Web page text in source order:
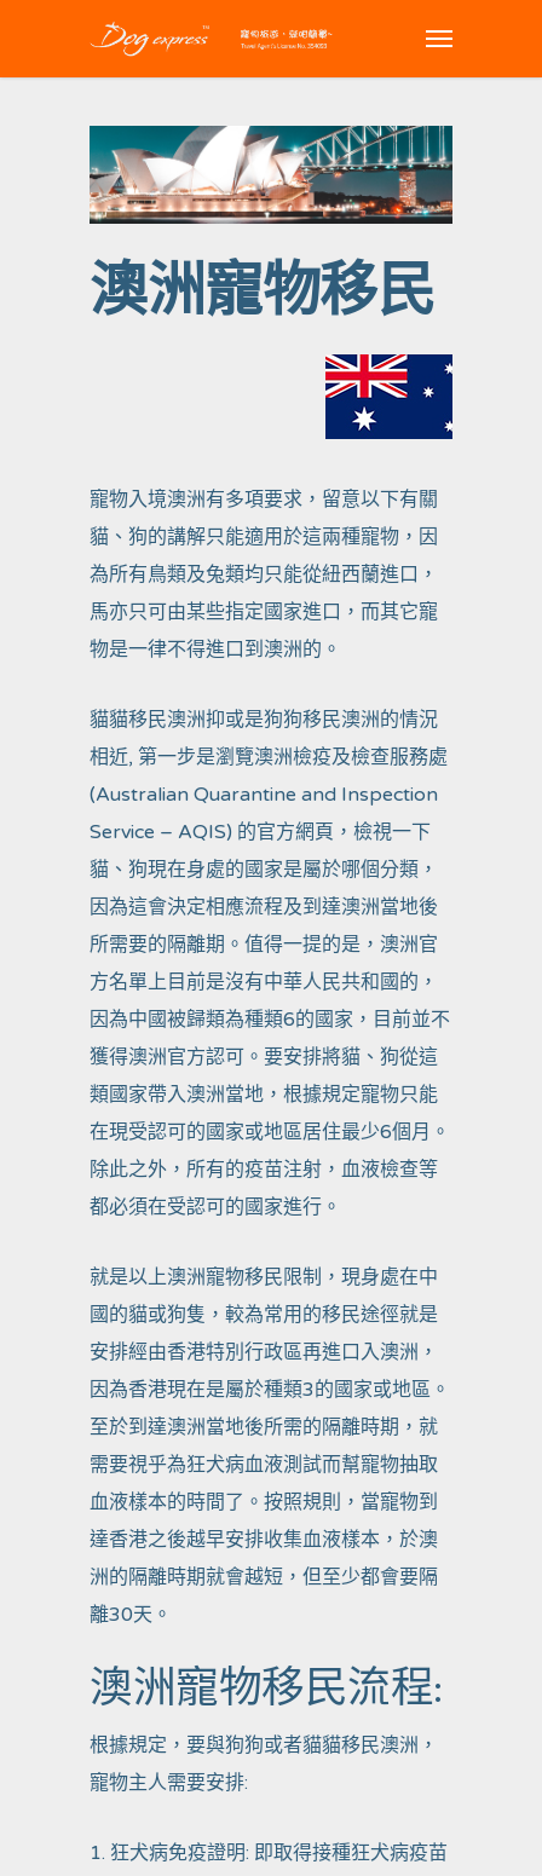
澳洲寵物移民
寵物入境澳洲有多項要求，留意以下有關
貓、狗的講解只能適用於這兩種寵物，因
為所有鳥類及兔類均只能從紐西蘭進口，
馬亦只可由某些指定國家進口，而其它寵
物是一律不得進口到澳洲的。
貓貓移民澳洲抑或是狗狗移民澳洲的情況
相近, 第一步是瀏覽澳洲檢疫及檢查服務處
(Australian Quarantine and Inspection
Service – AQIS) 的官方網頁，檢視一下
貓、狗現在身處的國家是屬於哪個分類，
因為這會決定相應流程及到達澳洲當地後
所需要的隔離期。值得一提的是，澳洲官
方名單上目前是沒有中華人民共和國的，
因為中國被歸類為種類6的國家，目前並不
獲得澳洲官方認可。要安排將貓、狗從這
類國家帶入澳洲當地，根據規定寵物只能
在現受認可的國家或地區居住最少6個月。
除此之外，所有的疫苗注射，血液檢查等
都必須在受認可的國家進行。
就是以上澳洲寵物移民限制，現身處在中
國的貓或狗隻，較為常用的移民途徑就是
安排經由香港特別行政區再進口入澳洲，
因為香港現在是屬於種類3的國家或地區。
至於到達澳洲當地後所需的隔離時期，就
需要視乎為狂犬病血液測試而幫寵物抽取
血液樣本的時間了。按照規則，當寵物到
達香港之後越早安排收集血液樣本，於澳
洲的隔離時期就會越短，但至少都會要隔
離30天。
澳洲寵物移民流程:
根據規定，要與狗狗或者貓貓移民澳洲，
寵物主人需要安排:
1. 狂犬病免疫證明: 即取得接種狂犬病疫苗